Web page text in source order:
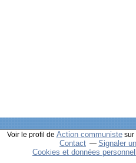
Voir le profil de Action communistesur
Contact
Signaler
Cookies et données